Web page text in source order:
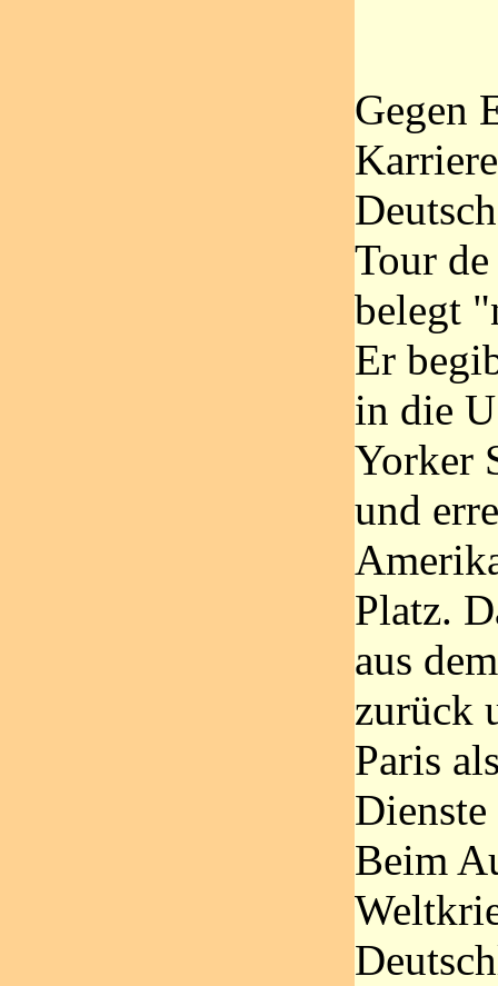
Gegen
Tour
belegt
Er
in die
Yorker
und
Platz.
aus
zurück
Paris
Beim